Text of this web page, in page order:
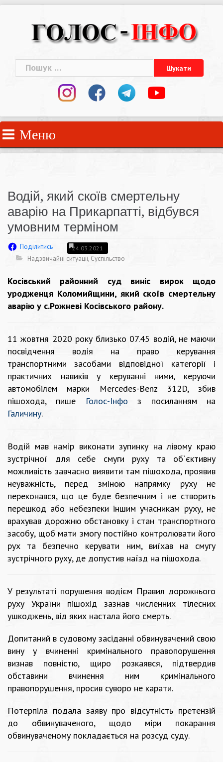
Пошук:
Меню
Водій, який скоїв смертельну
аварію на Прикарпатті, відбувся
умовним терміном
Поділитись 24.03.2021
Надзвичайні ситуації, Суспільство
Косівський районний суд виніс вирок щодо
уродженця Коломийщини, який скоїв смертельну
аварію у с.Рожневі Косівського району.
11 жовтня 2020 року близько 07.45 водій, не маючи
посвідчення водія на право керування
транспортними засобами відповідної категорії і
практичних навиків у керуванні ними, керуючи
автомобілем марки Mercedes-Benz 312D, збив
пішохода, пише Голос-Інфо з посиланням на
Галичину.
Водій мав намір виконати зупинку на лівому краю
зустрічної для себе смуги руху та об`єктивну
можливість завчасно виявити там пішохода, проявив
неуважність, перед зміною напрямку руху не
переконався, що це буде безпечним і не створить
перешкод або небезпеки іншим учасникам руху, не
врахував дорожню обстановку і стан транспортного
засобу, щоб мати змогу постійно контролювати його
рух та безпечно керувати ним, виїхав на смугу
зустрічного руху, де допустив наїзд на пішохода.
У результаті порушення водієм Правил дорожнього
руху України пішохід зазнав численних тілесних
ушкоджень, від яких настала його смерть.
Допитаний в судовому засіданні обвинувачений свою
вину у вчиненні кримінального правопорушення
визнав повністю, щиро розкаявся, підтвердив
обставини вчинення ним кримінального
правопорушення, просив суворо не карати.
Потерпіла подала заяву про відсутність претензій
до обвинуваченого, щодо міри покарання
обвинуваченому покладається на розсуд суду.